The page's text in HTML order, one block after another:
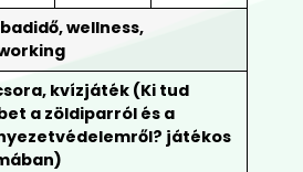
wellness,
kvízjáték (Ki tud
a zöldiparról és a
játékos